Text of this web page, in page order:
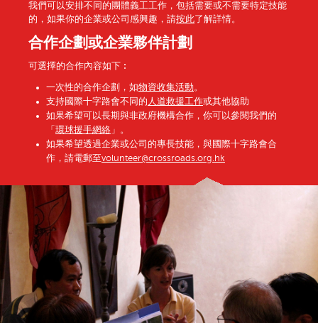
我們可以安排不同的團體義工工作，包括需要或不需要特定技能
的，如果你的企業或公司感興趣，請按此了解詳情。
合作企劃或企業夥伴計劃
可選擇的合作內容如下︰
一次性的合作企劃，如物資收集活動。
支持國際十字路會不同的 人道救援工作或其他協助
如果希望可以長期與非政府機構合作，你可以參閱我們的
「 環球援手網絡 」。
如果希望透過企業或公司的專長技能，與國際十字路會合
作，請電郵至volunteer@crossroads.org.hk